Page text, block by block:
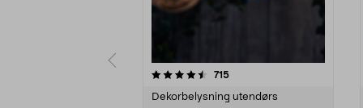
715anmeldelser
Dekorbelysning utendørs
4.5 av 5 stjerner